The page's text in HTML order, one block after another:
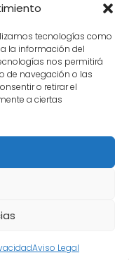
tecnologías como
la información del
nos permitirá
de navegación o las
o retirar el
a ciertas
Aviso Legal
y marcas de
Comprar vino
vino y
de vino por
HTML